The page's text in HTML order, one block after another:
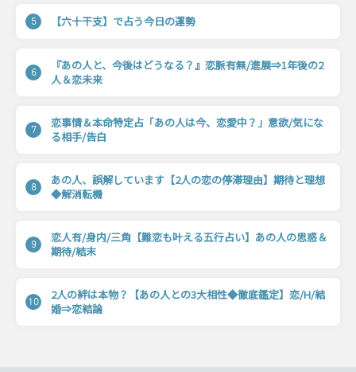
5 【六十干支】で占う今日の運勢
6
『あの人と、今後はどうなる？』恋脈有無/進展⇒1年後の2
人＆恋未来
7
恋事情＆本命特定占「あの人は今、恋愛中？」意欲/気にな
る相手/告白
8
あの人、誤解しています【2人の恋の停滞理由】期待と理想
◆解消転機
9
恋人有/身内/三角【難恋も叶える五行占い】あの人の思惑＆
期待/結末
10
2人の絆は本物？【あの人との3大相性◆徹底鑑定】恋/H/結
婚⇒恋結論